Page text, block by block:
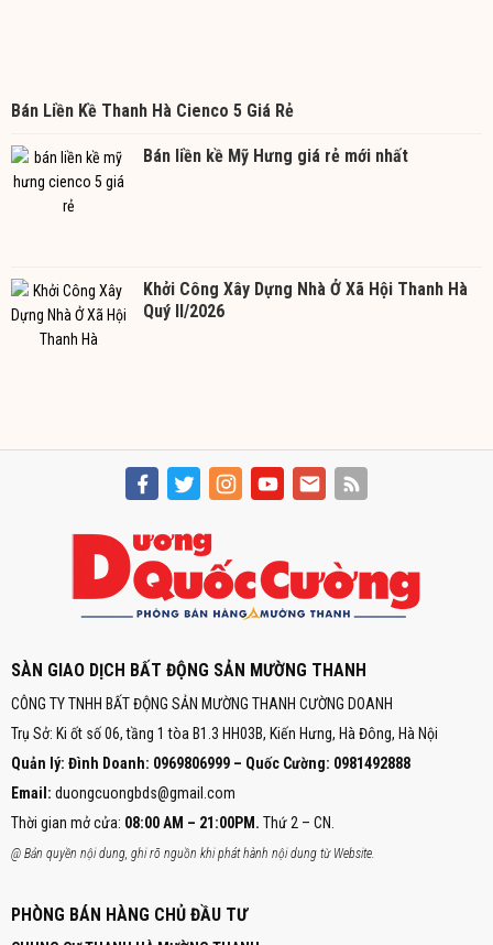
Bán Liền Kề Thanh Hà Cienco 5 Giá Rẻ
Bán liền kề Mỹ Hưng giá rẻ mới nhất
Khởi Công Xây Dựng Nhà Ở Xã Hội Thanh Hà
Quý II/2026
SÀN GIAO DỊCH BẤT ĐỘNG SẢN MƯỜNG THANH
CÔNG TY TNHH BẤT ĐỘNG SẢN MƯỜNG THANH CƯỜNG DOANH
Trụ Sở: Ki ốt số 06, tầng 1 tòa B1.3 HH03B, Kiến Hưng, Hà Đông, Hà Nội
Quản lý: Đình Doanh: 0969806999 – Quốc Cường: 0981492888
Email: duongcuongbds@gmail.com
Thời gian mở cửa: 08:00 AM – 21:00PM. Thứ 2 – CN.
@ Bản quyền nội dung, ghi rõ nguồn khi phát hành nội dung từ Website.
PHÒNG BÁN HÀNG CHỦ ĐẦU TƯ